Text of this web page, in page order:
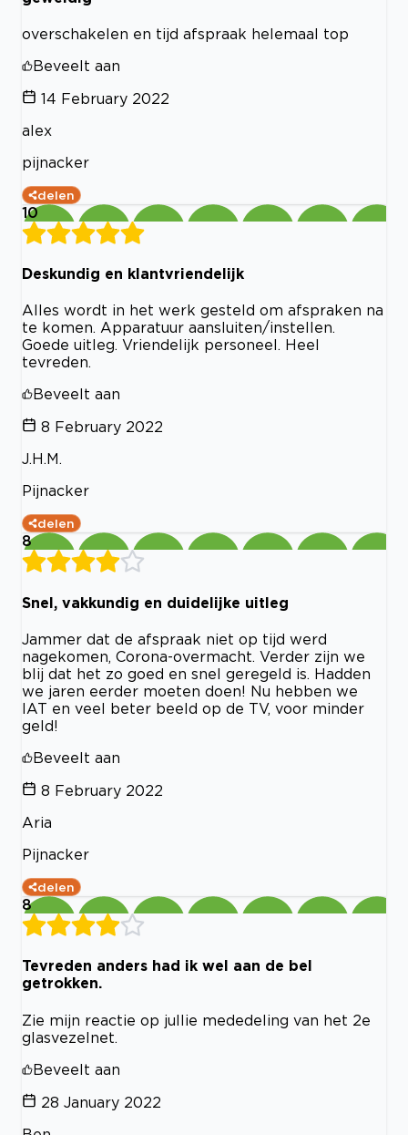
overschakelen en tijd afspraak helemaal top
Beveelt aan
14 February 2022
alex
pijnacker
delen
10
Deskundig en klantvriendelijk
Alles wordt in het werk gesteld om afspraken na
te komen. Apparatuur aansluiten/instellen.
Goede uitleg. Vriendelijk personeel. Heel
tevreden.
Beveelt aan
8 February 2022
J.H.M.
Pijnacker
delen
8
Snel, vakkundig en duidelijke uitleg
Jammer dat de afspraak niet op tijd werd
nagekomen, Corona-overmacht. Verder zijn we
blij dat het zo goed en snel geregeld is. Hadden
we jaren eerder moeten doen! Nu hebben we
IAT en veel beter beeld op de TV, voor minder
geld!
Beveelt aan
8 February 2022
Aria
Pijnacker
delen
8
Tevreden anders had ik wel aan de bel
getrokken.
Zie mijn reactie op jullie mededeling van het 2e
glasvezelnet.
Beveelt aan
28 January 2022